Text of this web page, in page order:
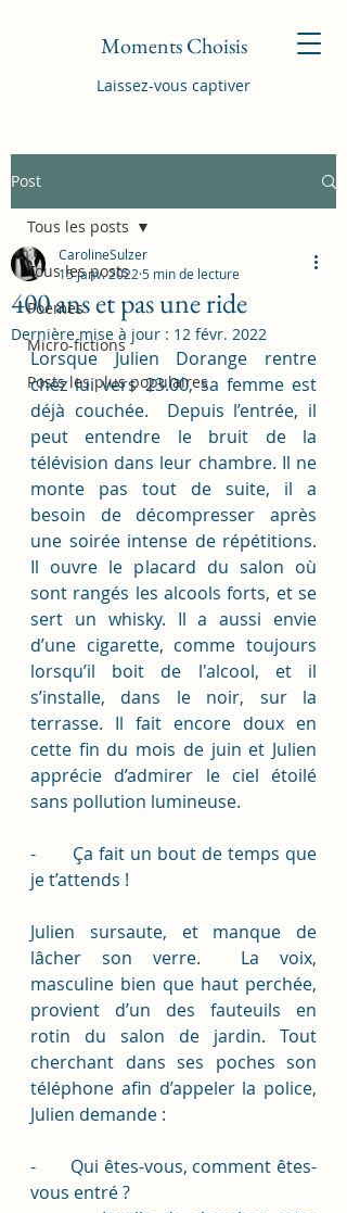
Moments Choisis
Laissez-vous captiver
Post
Tous les posts
Poèmes
Micro-fictions
Posts les plus populaires
Tous les posts
400 ans et pas une ride
CarolineSulzer
15 janv. 2022 5 min de lecture
Dernière mise à jour : 12 févr. 2022
Lorsque Julien Dorange rentre
chez lui vers 23.00, sa femme est
déjà couchée.  Depuis l’entrée, il
peut entendre le bruit de la
télévision dans leur chambre. Il ne
monte pas tout de suite, il a
besoin de décompresser après
une soirée intense de répétitions.
Il ouvre le placard du salon où
sont rangés les alcools forts, et se
sert un whisky. Il a aussi envie
d’une cigarette, comme toujours
lorsqu’il boit de l'alcool, et il
s’installe, dans le noir, sur la
terrasse. Il fait encore doux en
cette fin du mois de juin et Julien
apprécie d’admirer le ciel étoilé
sans pollution lumineuse.
-       Ça fait un bout de temps que
je t’attends !
Julien sursaute, et manque de
lâcher son verre.  La voix,
masculine bien que haut perchée,
provient d’un des fauteuils en
rotin du salon de jardin. Tout
cherchant dans ses poches son
téléphone afin d’appeler la police,
Julien demande :
-       Qui êtes-vous, comment êtes-
vous entré ?